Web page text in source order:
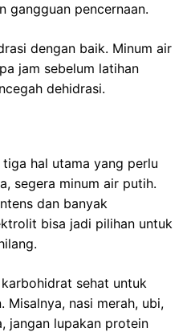
gangguan pencernaan.
dengan baik. Minum air
jam sebelum latihan
dehidrasi.
hal utama yang perlu
segera minum air putih.
dan banyak
bisa jadi pilihan untuk
sehat untuk
Misalnya, nasi merah, ubi,
jangan lupakan protein